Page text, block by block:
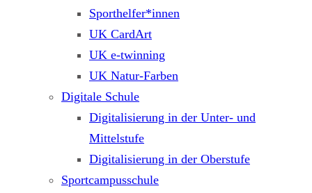
Sporthelfer*innen
UK CardArt
UK e-twinning
UK Natur-Farben
Digitale Schule
Digitalisierung in der Unter- und
Mittelstufe
Digitalisierung in der Oberstufe
Sportcampusschule